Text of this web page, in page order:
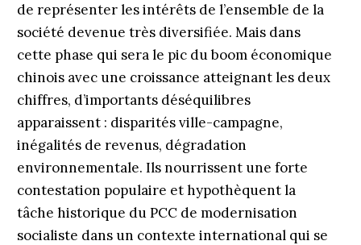
de représenter les intérêts de l’ensemble de la
société devenue très diversifiée. Mais dans
cette phase qui sera le pic du boom économique
chinois avec une croissance atteignant les deux
chiffres, d’importants déséquilibres
apparaissent : disparités ville-campagne,
inégalités de revenus, dégradation
environnementale. Ils nourrissent une forte
contestation populaire et hypothèquent la
tâche historique du PCC de modernisation
socialiste dans un contexte international qui se